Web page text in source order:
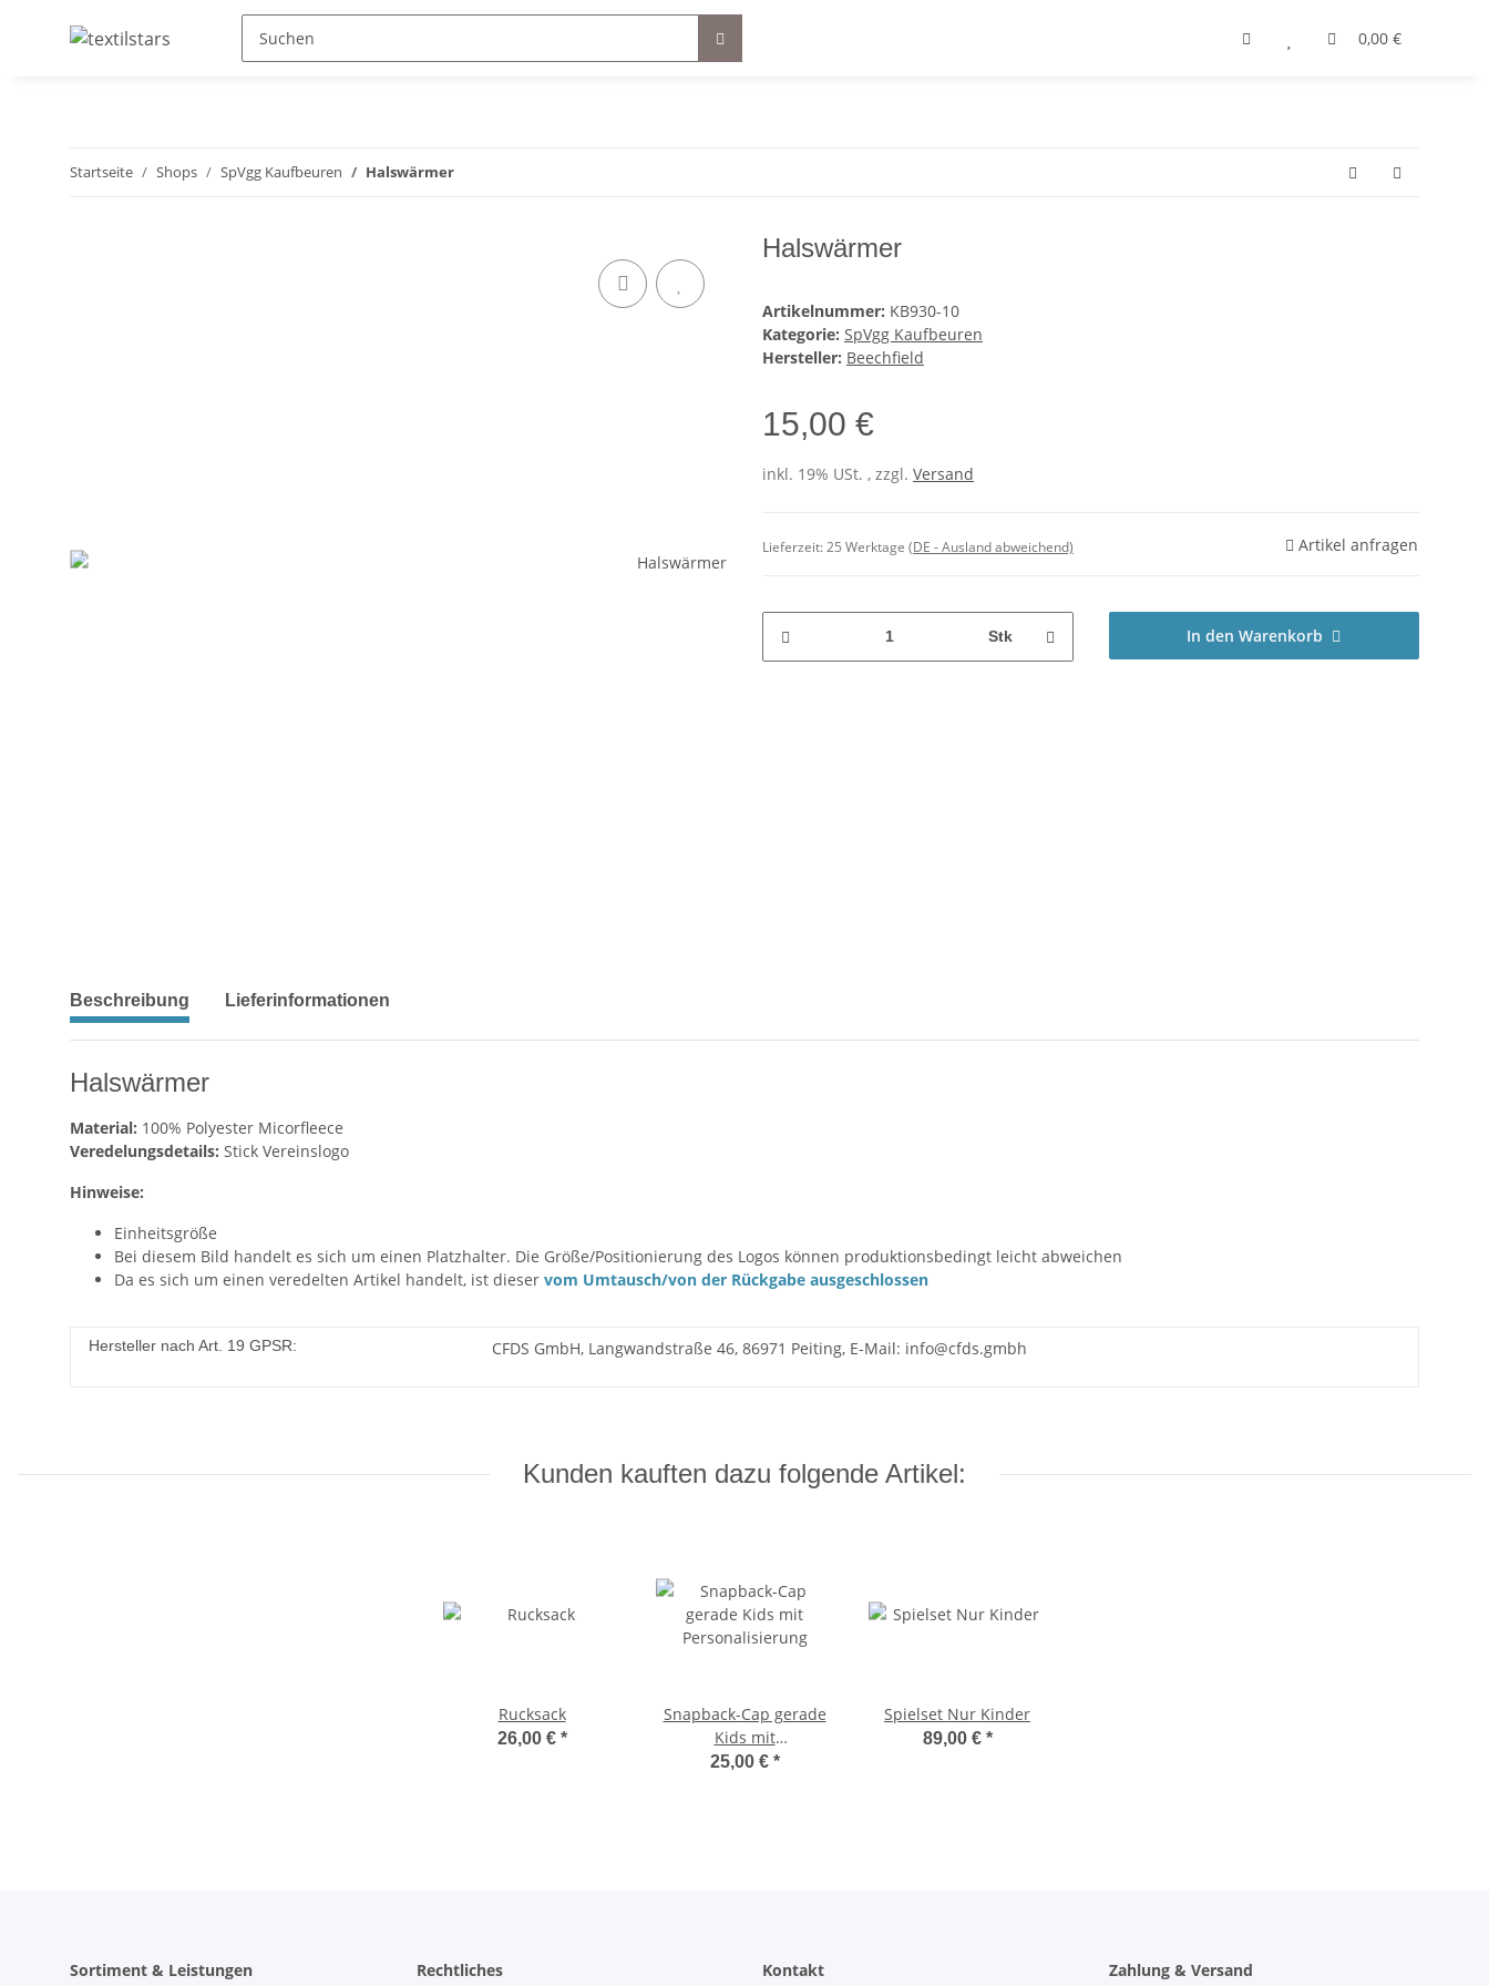
0,00 €
Startseite Shops SpVgg Kaufbeuren Halswärmer
Halswärmer
Artikelnummer: KB930-10
Kategorie: SpVgg Kaufbeuren
Hersteller: Beechfield
15,00 €
inkl. 19% USt. , zzgl. Versand
Lieferzeit:25 Werktage (DE - Ausland abweichend) Artikel anfragen
Stk In den Warenkorb
Beschreibung Lieferinformationen
Halswärmer
Material: 100% Polyester Micorfleece
Veredelungsdetails: Stick Vereinslogo
Hinweise:
Einheitsgröße
Bei diesem Bild handelt es sich um einen Platzhalter. Die Größe/Positionierung des Logos können produktionsbedingt leicht abweichen
Da es sich um einen veredelten Artikel handelt, ist dieser vom Umtausch/von der Rückgabe ausgeschlossen
Hersteller nach Art. 19 GPSR: CFDS GmbH, Langwandstraße 46, 86971 Peiting, E-Mail: info@cfds.gmbh
Kunden kauften dazu folgende Artikel:
Rucksack
26,00 € *
Snapback-Cap gerade
Kids mit
Personalisierung
25,00 € *
Spielset Nur Kinder
89,00 € *
Sortiment & Leistungen Rechtliches Kontakt Zahlung & Versand